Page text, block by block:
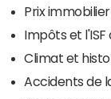
Prix
Impôts et l'ISF
Climat et
Accidents de